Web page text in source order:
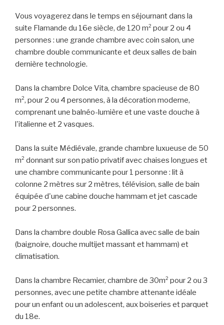
Vous voyagerez dans le temps en séjournant dans la
suite Flamande du 16e siècle, de 120 m² pour 2 ou 4
personnes : une grande chambre avec coin salon, une
chambre double communicante et deux salles de bain
dernière technologie.
Dans la chambre Dolce Vita, chambre spacieuse de 80
m², pour 2 ou 4 personnes, à la décoration moderne,
comprenant une balnéo-lumière et une vaste douche à
l'italienne et 2 vasques.
Dans la suite Médiévale, grande chambre luxueuse de 50
m² donnant sur son patio privatif avec chaises longues et
une chambre communicante pour 1 personne : lit à
colonne 2 mètres sur 2 mètres, télévision, salle de bain
équipée d'une cabine douche hammam et jet cascade
pour 2 personnes.
Dans la chambre double Rosa Gallica avec salle de bain
(baignoire, douche multijet massant et hammam) et
climatisation.
Dans la chambre Recamier, chambre de 30m² pour 2 ou 3
personnes, avec une petite chambre attenante idéale
pour un enfant ou un adolescent, aux boiseries et parquet
du 18e.